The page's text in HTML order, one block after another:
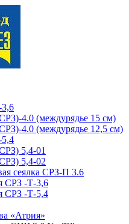
3,6
4.0 (междурядье 15 см)
4.0 (междурядье 12,5 см)
5,4
5,4-01
5,4-02
сеялка СРЗ-П 3.6
СРЗ -Т-3,6
СРЗ -Т-5,4
«Атрия»